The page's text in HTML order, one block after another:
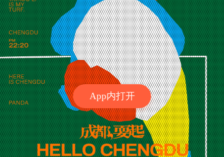
App内打开